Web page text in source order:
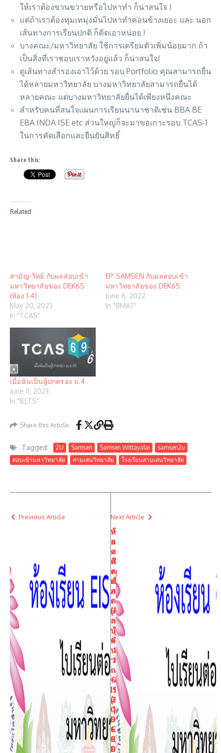
ให้เราต้องขวนขวายหรือไปหาทำ ก็น่าสนใจ !
แต่ถ้าเราต้องทุ่มเทมุ่งมั่นไปหาทำค่อนข้างเยอะ และ นอก
เส้นทางการเรียนปกติ ก็คิดเอาหน่อย !
บางคณะ/มหาวิทยาลัย ใช้การเตรียมตัวเพิ่มน้อยมาก ถ้า
เป็นสิ่งที่เราชอบเราหวังอยู่แล้ว ก็น่าสนใจ!
ดูเส้นทางสำรองเอาไว้ด้วย รอบ Portfolio คุณสามารถยื่น
ได้หลายมหาวิทยาลัย บางมหาวิทยาลัยสามารถยื่นได้
หลายคณะ แต่บางมหาวิทยาลัยยื่นได้เพียงหนึ่งคณะ
สำหรับคนที่สนใจแผนการเรียนนานาชาติเช่น BBA BE
EBA INDA ISE etc ส่วนใหญ่ก็จะมาขอเกาะรอบ TCAS-1
ในการคัดเลือกและยืนยันสิทธิ์
Share this:
Related
สามัญ-วิทย์ กับผลสอบเข้า
มหาวิทยาลัยของ DEK65
(ห้อง 1-4)
May 20, 2023
In "TCAS"
EP SAMSEN กับผลสอบเข้า
มหาวิทยาลัยของ DEK65
June 6, 2022
In "BMAT"
เมื่อฉันเป็นผู้ปกครอง ม.4
June 11, 2023
In "IELTS"
Share this Article
Tagged: 2U Samsen Samsen Wittayalai
samsen2u
สอบเข้ามหาวิทยาลัย
สามเสนวิทยาลัย โรงเรียนสามเสนวิทยาลัย
Previous Article
ห้
อง
ค
ณิ
ต
ศา
ส
ตร์
(ศิ
ล
ป์
คำ
น
ว
ณ
+E
IS)
(6
0
9-
61
0)
D
Next Article
ห้
อ
ง
ศิ
ล
ป์
ภ
า
ษ
า
(
6
1
1
-
6
1
2
)
D
E
K
6